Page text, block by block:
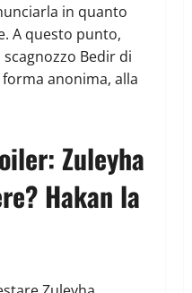
in quanto
A questo punto,
Bedir di
anonima, alla
Zuleyha
Hakan la